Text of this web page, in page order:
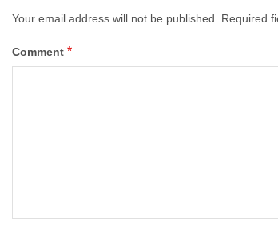
Your email address will not be published. Required
Comment *